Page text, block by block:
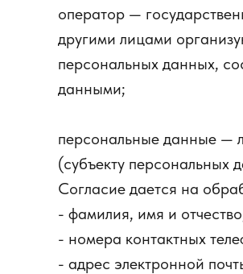
оператор —
другими лицами
персональных данных,
данными;
персональные данные —
(субъекту персональных
Согласие дается на
- фамилия, имя и
- номера контактных
- адрес электронной